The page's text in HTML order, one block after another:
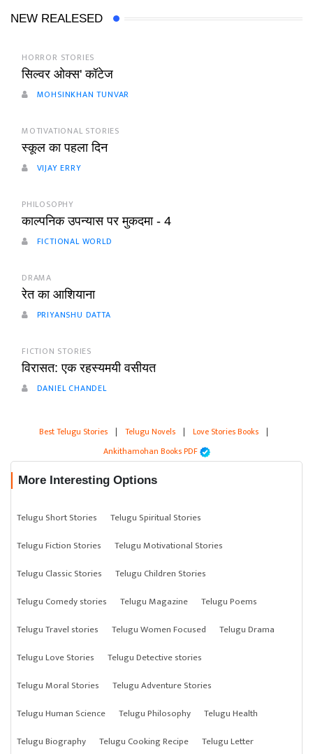
NEW REALESED
HORROR STORIES
सिल्वर ओक्स' कॉटेज
MOHSINKHAN TUNVAR
MOTIVATIONAL STORIES
स्कूल का पहला दिन
VIJAY ERRY
PHILOSOPHY
काल्पनिक उपन्यास पर मुकदमा - 4
FICTIONAL WORLD
DRAMA
रेत का आशियाना
PRIYANSHU DATTA
FICTION STORIES
विरासत: एक रहस्यमयी वसीयत
DANIEL CHANDEL
Best Telugu Stories | Telugu Novels | Love Stories Books |
Ankithamohan Books PDF
More Interesting Options
Telugu Short Stories
Telugu Spiritual Stories
Telugu Fiction Stories
Telugu Motivational Stories
Telugu Classic Stories
Telugu Children Stories
Telugu Comedy stories
Telugu Magazine
Telugu Poems
Telugu Travel stories
Telugu Women Focused
Telugu Drama
Telugu Love Stories
Telugu Detective stories
Telugu Moral Stories
Telugu Adventure Stories
Telugu Human Science
Telugu Philosophy
Telugu Health
Telugu Biography
Telugu Cooking Recipe
Telugu Letter